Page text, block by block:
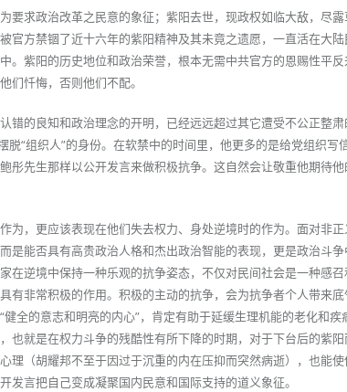
要求政治改革之民意的象征；紫阳去世，现政权如临大敌，尽
官方禁锢了近十六年的紫阳精神及其未竟之遗愿，一直活在大陆
。紫阳的历史地位和政治荣誉，根本无需中共官方的恩赐性平反
们忏悔，否则他们不配。
错的良知和政治理念的开明，已经远远超过其它遭受不公正整
“组织人”的身份。在软禁中的时间里，他更多的是给党组织写
彤先生那样以公开发言来做积极抗争。这自然会让敬重他期待他
为，更应该表现在他们失去权力、身处逆境时的作为。面对非正
是能否具有高贵政治人格和杰出政治智能的表现，更是政治斗争
在逆境中保持一种乐观的抗争姿态，不仅对民间社会是一种感
有非常积极的作用。积极的主动的抗争，会为抗争者个人带来
全的意志和明亮的内心”，肯定有助于延缓生理机能的老化和疾
也就是在权力斗争的残酷性有所下降的时期，对于下台后的紫阳
理（胡耀邦不至于因过于沉重的内在压抑而突然病逝），也能使
言把自己变成凝聚国内民意和国际支持的道义象征。